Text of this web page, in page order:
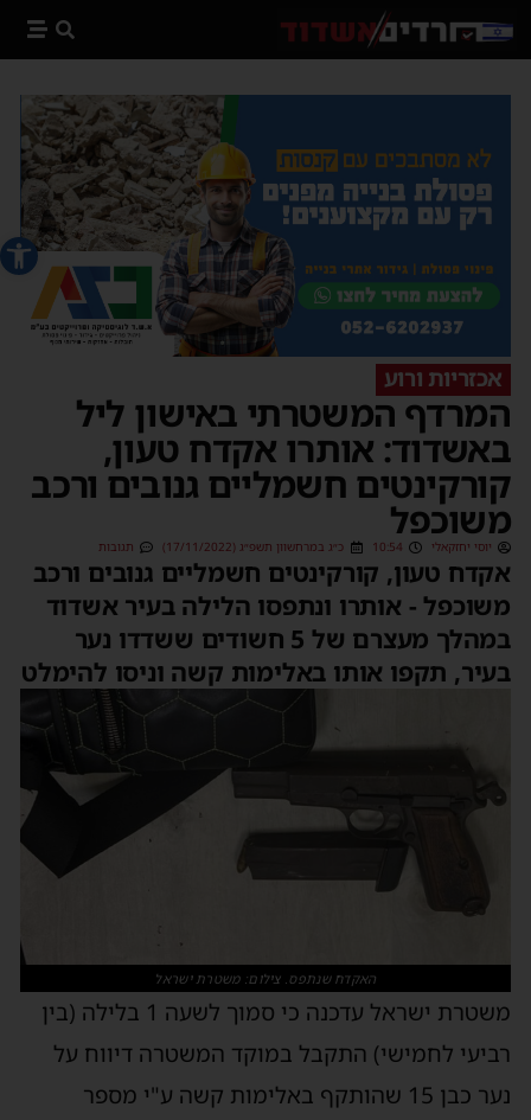
פתח
אכזריות ורוע
המרדף המשטרתי באישון ליל
באשדוד: אותרו אקדח טעון,
קורקינטים חשמליים גנובים ורכב
משוכפל
יוסי יחזקאלי 10:54 כ״ג במרחשוון תשפ״ג (17/11/2022) תגובות
אקדח טעון, קורקינטים חשמליים גנובים ורכב
משוכפל - אותרו ונתפסו הלילה בעיר אשדוד
במהלך מעצרם של 5 חשודים ששדדו נער
בעיר, תקפו אותו באלימות קשה וניסו להימלט
האקדח שנתפס. צילום: משטרת ישראל
משטרת ישראל עדכנה כי סמוך לשעה 1 בלילה (בין
רביעי לחמישי) התקבל במוקד המשטרה דיווח על
נער כבן 15 שהותקף באלימות קשה ע"י מספר